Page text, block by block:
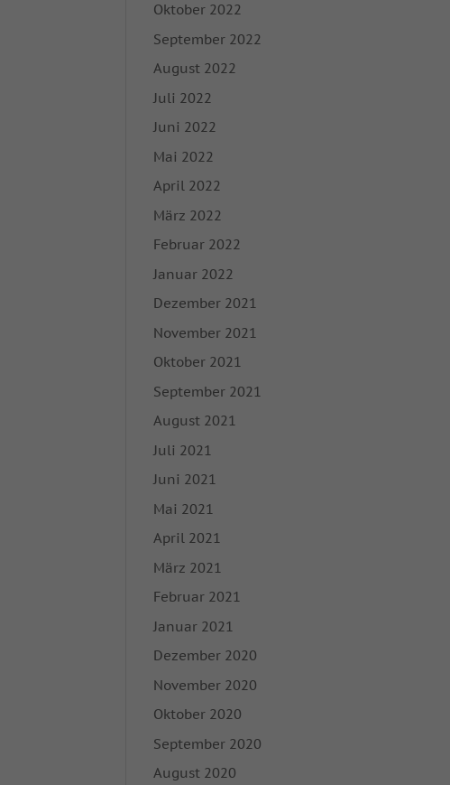
Oktober 2022
September 2022
August 2022
Juli 2022
Juni 2022
Mai 2022
April 2022
März 2022
Februar 2022
Januar 2022
Dezember 2021
November 2021
Oktober 2021
September 2021
August 2021
Juli 2021
Juni 2021
Mai 2021
April 2021
März 2021
Februar 2021
Januar 2021
Dezember 2020
November 2020
Oktober 2020
September 2020
August 2020
Werbung anzuzeigen. Sie
Impressum